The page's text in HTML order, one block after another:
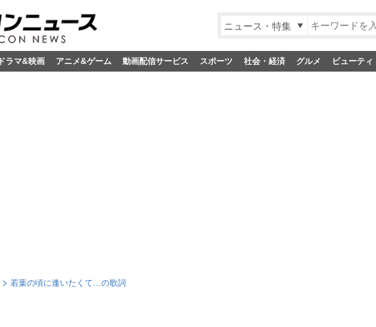
ニュース・特集
ドラマ&映画 アニメ&ゲーム 動画配信サービス スポーツ 社会・経済 グルメ ビューティ
若葉の頃に逢いたくて…の歌詞